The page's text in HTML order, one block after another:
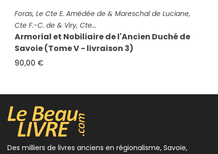
FICHE COMPLÈTE
Foras, Le Cte E. Amédée de & Mareschal de Luciane,
Cte F.-C. de & Viry, Cte...
Armorial et Nobiliaire de l'Ancien Duché de
Savoie (Tome V - livraison 3)
90,00 €
Foras, Le Cte E. Amédée de & Mareschal de Luciane,
Cte F.-C. de & Viry, Cte...
Armorial et Nobiliaire de l'Ancien Duché de
Savoie (Tome V - livraison 7)
90,00 €
Des milliers de livres anciens en régionalisme, Savoie,